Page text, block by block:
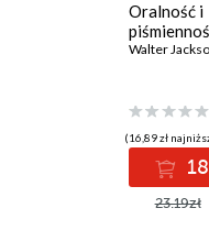
Oralność i
Walter
(16,89 zł
23.19zł